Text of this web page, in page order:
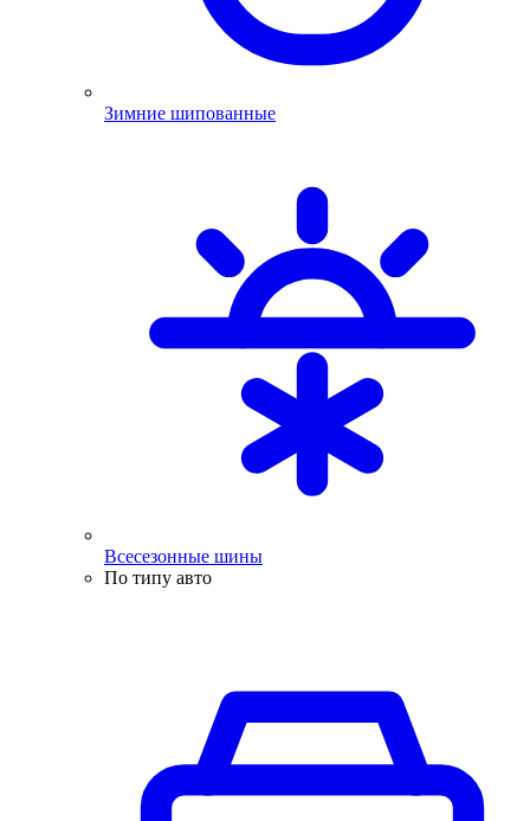
Зимние шипованные
Всесезонные шины
По типу авто